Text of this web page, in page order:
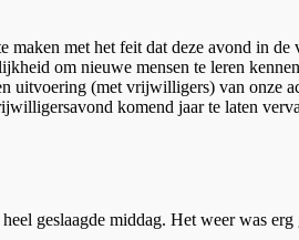
met het feit dat deze avond in de
om nieuwe mensen te leren
uitvoering (met vrijwilligers) van onze
komend jaar te laten
geslaagde middag. Het weer was